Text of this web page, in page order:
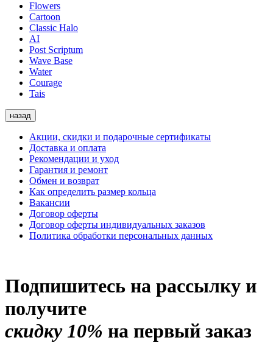
Flowers
Cartoon
Classic Halo
AI
Post Scriptum
Wave Base
Water
Courage
Tais
назад
Акции, скидки и подарочные сертификаты
Доставка и оплата
Рекомендации и уход
Гарантия и ремонт
Обмен и возврат
Как определить размер кольца
Вакансии
Договор оферты
Договор оферты индивидуальных заказов
Политика обработки персональных данных
Подпишитесь на рассылку и
получите
скидку 10% на первый заказ